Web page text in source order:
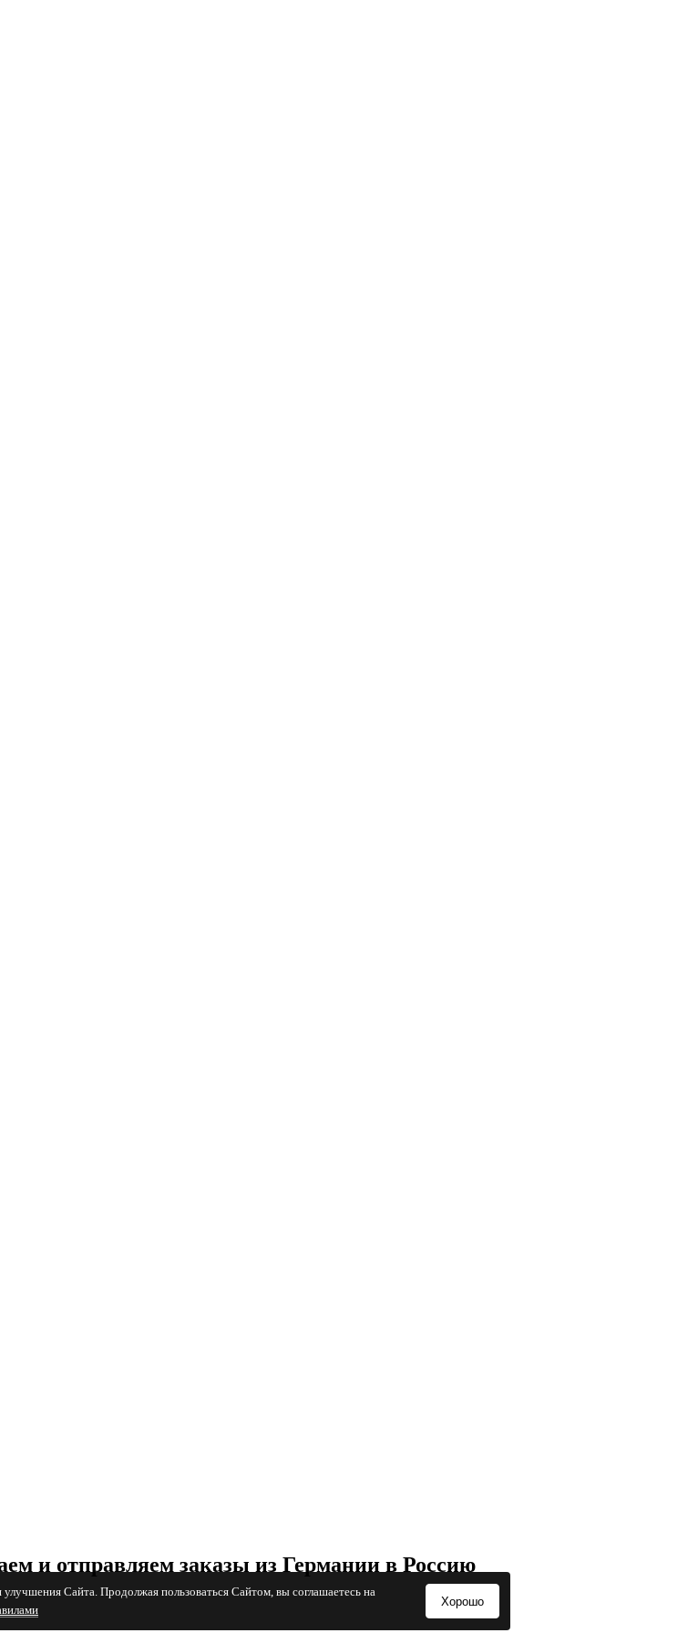
Сайта. Продолжая пользоваться Сайтом, вы соглашаетесь на
Хорошо
и отправляем заказы из Германии в Россию